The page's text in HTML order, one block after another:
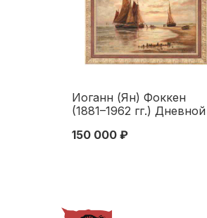
Иоганн (Ян) Фоккен
(1881–1962 гг.) Дневной
Германия пер. пол. ХХ в.
150 000 ₽